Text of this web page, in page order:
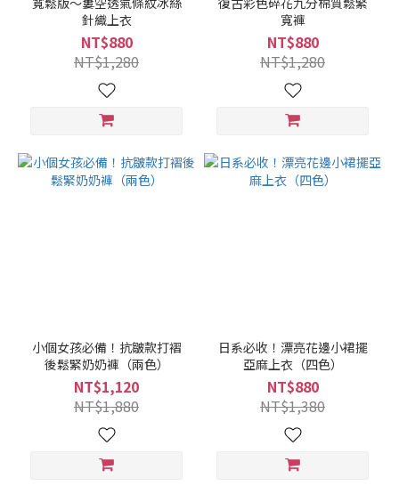
針織上衣
NT$880
NT$1,280
寬褲
NT$880
NT$1,280
小個女孩必備！抗皺款打褶
後鬆緊奶奶褲（兩色）
NT$1,120
NT$1,880
日系必收！漂亮花邊小裙擺
亞麻上衣（四色）
NT$880
NT$1,380